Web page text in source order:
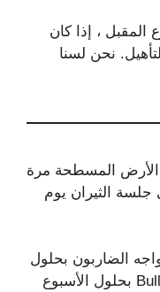
المقبل ، إذا كان
نحن لسنا
الأرض المسطحة مرة
جلسة الثيران يوم
الضاربون بحلول
نهاية هذا الأسبوع والعودة إلى Bullpen بحلول الأسبوع